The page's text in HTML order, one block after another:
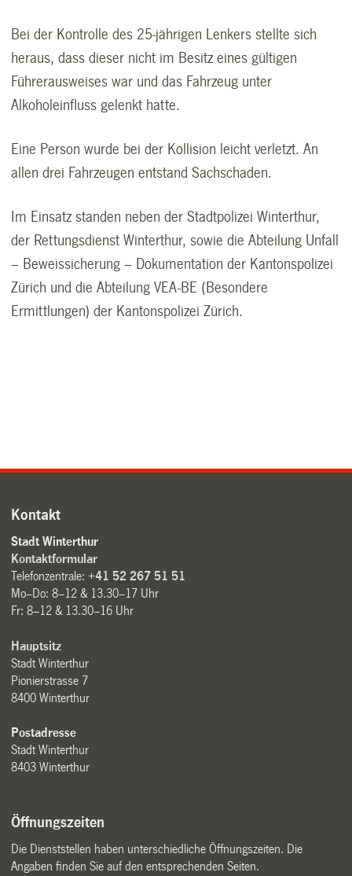
Bei der Kontrolle des 25-jährigen Lenkers stellte sich
heraus, dass dieser nicht im Besitz eines gültigen
Führerausweises war und das Fahrzeug unter
Alkoholeinfluss gelenkt hatte.
Eine Person wurde bei der Kollision leicht verletzt. An
allen drei Fahrzeugen entstand Sachschaden.
Im Einsatz standen neben der Stadtpolizei Winterthur,
der Rettungsdienst Winterthur, sowie die Abteilung Unfall
– Beweissicherung – Dokumentation der Kantonspolizei
Zürich und die Abteilung VEA-BE (Besondere
Ermittlungen) der Kantonspolizei Zürich.
Kontakt
Stadt Winterthur
Kontaktformular
Telefonzentrale:+41 52 267 51 51
Mo–Do: 8–12 & 13.30–17 Uhr
Fr: 8–12 & 13.30–16 Uhr
Hauptsitz
Stadt Winterthur
Pionierstrasse 7
8400 Winterthur
Postadresse
Stadt Winterthur
8403 Winterthur
Öffnungszeiten
Die Dienststellen haben unterschiedliche Öffnungszeiten. Die
Angaben finden Sie auf den entsprechenden Seiten.